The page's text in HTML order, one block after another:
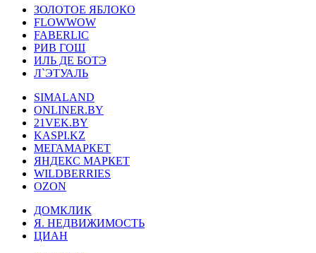
ЗОЛОТОЕ ЯБЛОКО
FLOWWOW
FABERLIC
РИВ ГОШ
ИЛЬ ДЕ БОТЭ
Л`ЭТУАЛЬ
SIMALAND
ONLINER.BY
21VEK.BY
KASPI.KZ
МЕГАМАРКЕТ
ЯНДЕКС МАРКЕТ
WILDBERRIES
OZON
ДОМКЛИК
Я. НЕДВИЖИМОСТЬ
ЦИАН